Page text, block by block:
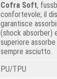
Cofra Soft,
confortevole; il
garantisce
(shock absorber)
superiore
sempre asciutto.
PU/TPU